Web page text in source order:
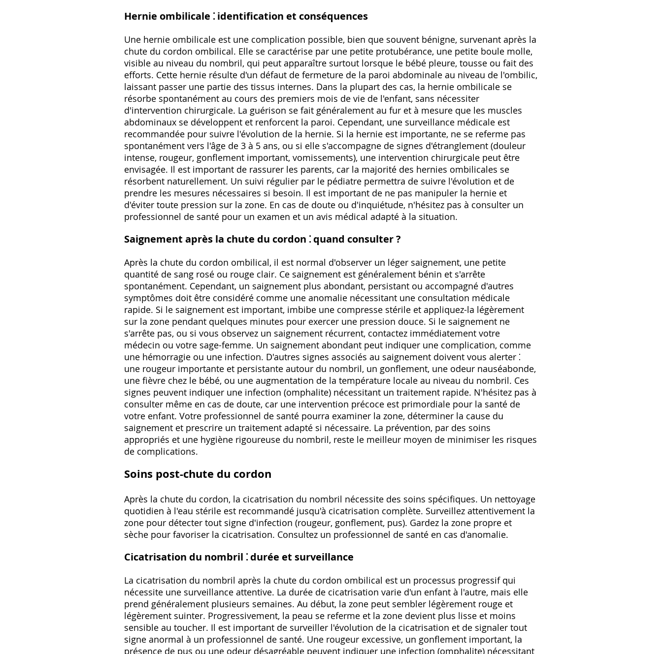
Hernie ombilicale ⁚ identification et conséquences
Une hernie ombilicale est une complication possible, bien que souvent bénigne, survenant après la
chute du cordon ombilical. Elle se caractérise par une petite protubérance, une petite boule molle,
visible au niveau du nombril, qui peut apparaître surtout lorsque le bébé pleure, tousse ou fait des
efforts. Cette hernie résulte d'un défaut de fermeture de la paroi abdominale au niveau de l'ombilic,
laissant passer une partie des tissus internes. Dans la plupart des cas, la hernie ombilicale se
résorbe spontanément au cours des premiers mois de vie de l'enfant, sans nécessiter
d'intervention chirurgicale. La guérison se fait généralement au fur et à mesure que les muscles
abdominaux se développent et renforcent la paroi. Cependant, une surveillance médicale est
recommandée pour suivre l'évolution de la hernie. Si la hernie est importante, ne se referme pas
spontanément vers l'âge de 3 à 5 ans, ou si elle s'accompagne de signes d'étranglement (douleur
intense, rougeur, gonflement important, vomissements), une intervention chirurgicale peut être
envisagée. Il est important de rassurer les parents, car la majorité des hernies ombilicales se
résorbent naturellement. Un suivi régulier par le pédiatre permettra de suivre l'évolution et de
prendre les mesures nécessaires si besoin. Il est important de ne pas manipuler la hernie et
d'éviter toute pression sur la zone. En cas de doute ou d'inquiétude, n'hésitez pas à consulter un
professionnel de santé pour un examen et un avis médical adapté à la situation.
Saignement après la chute du cordon ⁚ quand consulter ?
Après la chute du cordon ombilical, il est normal d'observer un léger saignement, une petite
quantité de sang rosé ou rouge clair. Ce saignement est généralement bénin et s'arrête
spontanément. Cependant, un saignement plus abondant, persistant ou accompagné d'autres
symptômes doit être considéré comme une anomalie nécessitant une consultation médicale
rapide. Si le saignement est important, imbibe une compresse stérile et appliquez-la légèrement
sur la zone pendant quelques minutes pour exercer une pression douce. Si le saignement ne
s'arrête pas, ou si vous observez un saignement récurrent, contactez immédiatement votre
médecin ou votre sage-femme. Un saignement abondant peut indiquer une complication, comme
une hémorragie ou une infection. D'autres signes associés au saignement doivent vous alerter ⁚
une rougeur importante et persistante autour du nombril, un gonflement, une odeur nauséabonde,
une fièvre chez le bébé, ou une augmentation de la température locale au niveau du nombril. Ces
signes peuvent indiquer une infection (omphalite) nécessitant un traitement rapide. N'hésitez pas à
consulter même en cas de doute, car une intervention précoce est primordiale pour la santé de
votre enfant. Votre professionnel de santé pourra examiner la zone, déterminer la cause du
saignement et prescrire un traitement adapté si nécessaire. La prévention, par des soins
appropriés et une hygiène rigoureuse du nombril, reste le meilleur moyen de minimiser les risques
de complications.
Soins post-chute du cordon
Après la chute du cordon, la cicatrisation du nombril nécessite des soins spécifiques. Un nettoyage
quotidien à l'eau stérile est recommandé jusqu'à cicatrisation complète. Surveillez attentivement la
zone pour détecter tout signe d'infection (rougeur, gonflement, pus). Gardez la zone propre et
sèche pour favoriser la cicatrisation. Consultez un professionnel de santé en cas d'anomalie.
Cicatrisation du nombril ⁚ durée et surveillance
La cicatrisation du nombril après la chute du cordon ombilical est un processus progressif qui
nécessite une surveillance attentive. La durée de cicatrisation varie d'un enfant à l'autre, mais elle
prend généralement plusieurs semaines. Au début, la zone peut sembler légèrement rouge et
légèrement suinter. Progressivement, la peau se referme et la zone devient plus lisse et moins
sensible au toucher. Il est important de surveiller l'évolution de la cicatrisation et de signaler tout
signe anormal à un professionnel de santé. Une rougeur excessive, un gonflement important, la
présence de pus ou une odeur désagréable peuvent indiquer une infection (omphalite) nécessitant